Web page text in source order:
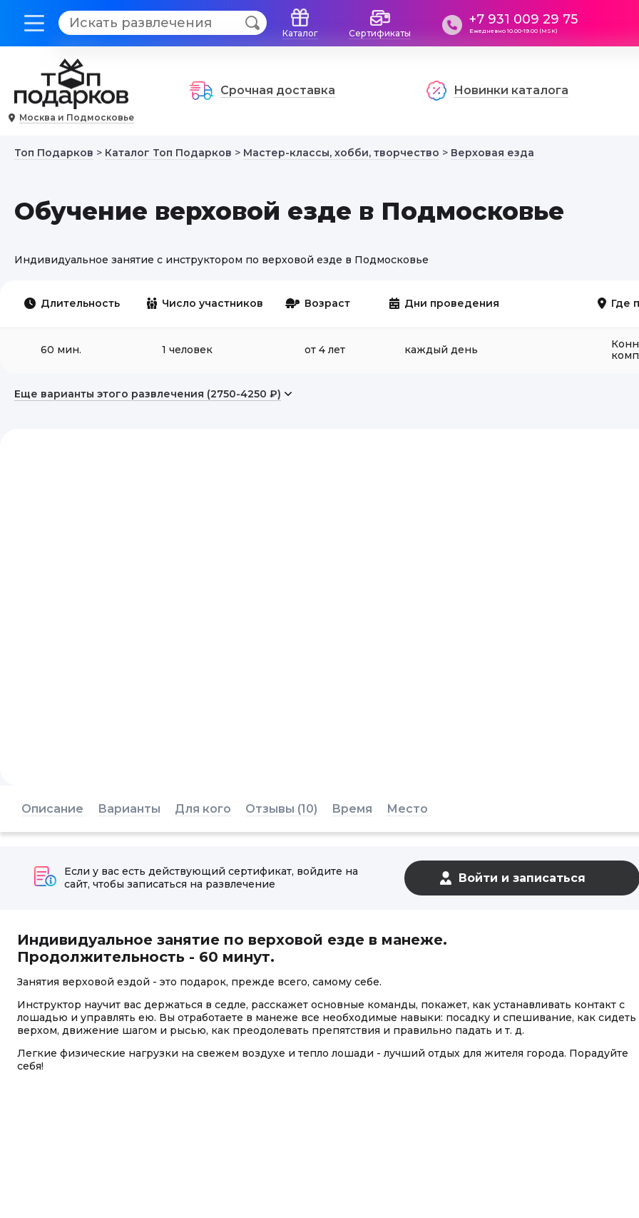
Каталог Сертификаты
+7 931 009 29 75
Ежедневно 10.00-19.00 (MSK)
Москва и Подмосковье
Срочная доставка Новинки каталога
Топ Подарков > Каталог Топ Подарков > Мастер-классы, хобби, творчество > Верховая езда
Обучение верховой езде в Подмосковье
Индивидуальное занятие с инструктором по верховой езде в Подмосковье
Длительность Число участников Возраст Дни проведения Где
60 мин. 1 человек от 4 лет каждый день
Еще варианты этого развлечения (2750-4250 ₽)
Описание Варианты Для кого Отзывы (10) Время Место
Если у вас есть действующий сертификат, войдите на
сайт, чтобы записаться на развлечение
Индивидуальное занятие по верховой езде в манеже.
Продолжительность - 60 минут.
Занятия верховой ездой - это подарок, прежде всего, самому себе.
Инструктор научит вас держаться в седле, расскажет основные команды, покажет, как устанавливать контакт с
лошадью и управлять ею. Вы отработаете в манеже все необходимые навыки: посадку и спешивание, как сидеть
верхом, движение шагом и рысью, как преодолевать препятствия и правильно падать и т. д.
Легкие физические нагрузки на свежем воздухе и тепло лошади - лучший отдых для жителя города. Порадуйте
себя!